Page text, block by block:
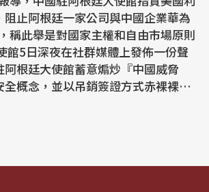
止阿根廷一家公司與中國企業華為
稱此舉是對國家主權和自由市場原則
根廷大使館蓄意煽炒『中國威脅
概念，並以吊銷簽證方式赤裸裸阻